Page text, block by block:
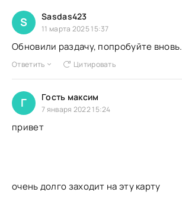
S Sasdas423
11 марта 2025 15:37
Обновили раздачу, попробуйте вновь.
Ответить Цитировать
Г Гость максим
7 января 2022 15:24
привет
очень долго заходит на эту карту